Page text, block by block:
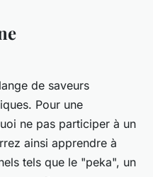
de saveurs
Pour une
ne pas participer à un
ainsi apprendre à
tels que le "peka", un